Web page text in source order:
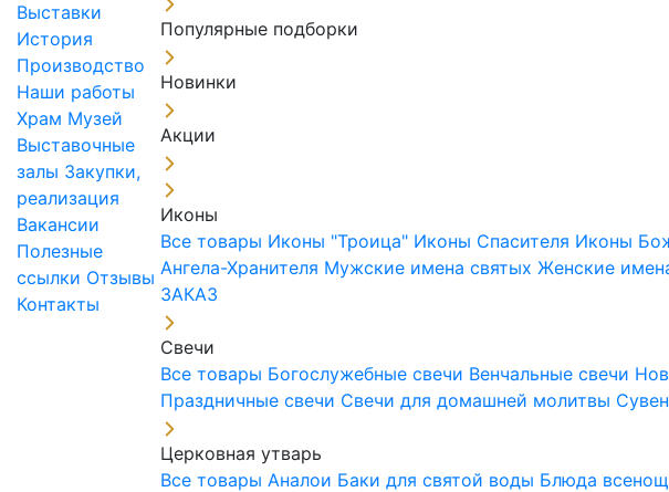
Выставки
История
Производство
Наши работы
Храм Музей
Выставочные
залы Закупки,
реализация
Вакансии
Полезные
ссылки Отзывы
Контакты
Популярные подборки
Новинки
Акции
Иконы
Все товары Иконы "Троица" Иконы Спасителя Иконы
Ангела-Хранителя Мужские имена святыхЖенские
ЗАКАЗ
Свечи
Все товары Богослужебные свечи Венчальные свечи
Праздничные свечи Свечи для домашней молитвы
Церковная утварь
Все товарыАналои Баки для святой воды Блюда